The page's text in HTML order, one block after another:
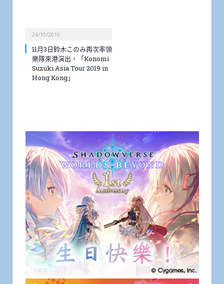
26/10/2019
11月3日鈴木このみ再次率領
樂隊來港演出，「Konomi
Suzuki Asia Tour 2019 in
Hong Kong」